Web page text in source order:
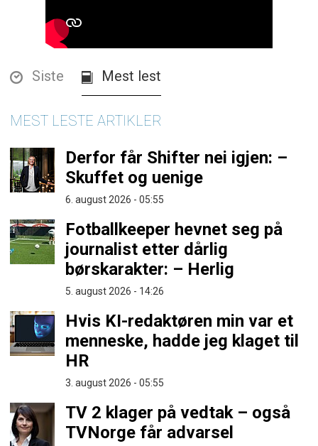
Siste Mest lest
MEST LESTE ARTIKLER
Derfor får Shifter nei igjen: –
Skuffet og uenige
6. august 2026 - 05:55
Fotballkeeper hevnet seg på
journalist etter dårlig
børskarakter: – Herlig
5. august 2026 - 14:26
Hvis KI-redaktøren min var et
menneske, hadde jeg klaget til
HR
3. august 2026 - 05:55
TV 2 klager på vedtak – også
TVNorge får advarsel